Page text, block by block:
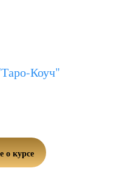
Коуч"
о курсе